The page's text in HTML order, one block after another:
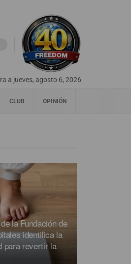
a jueves, agosto 6, 2026
CLUB OPINIÓN
la Fundación de
identifica la
para revertir la